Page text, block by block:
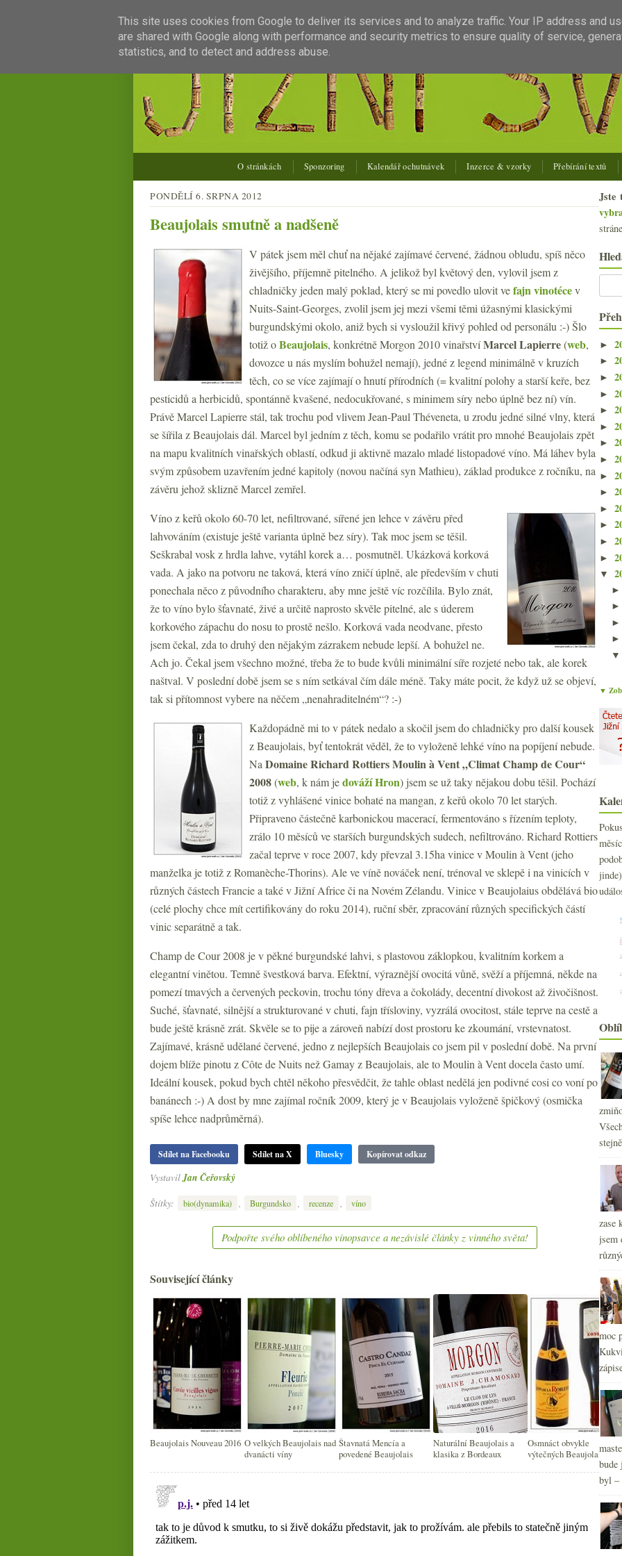
O stránkách Sponzoring Kalendář ochutnávek Inzerce & vzorky Přebírání textů
PONDĚLÍ 6. SRPNA 2012
Beaujolais smutně a nadšeně
V pátek jsem měl chuť na nějaké zajímavé červené, žádnou obludu, spíš něco
živějšího, příjemně pitelného. A jelikož byl květový den, vylovil jsem z
chladničky jeden malý poklad, který se mi povedlo ulovit vefajn vinotécev
Nuits-Saint-Georges, zvolil jsem jej mezi všemi těmi úžasnými klasickými
burgundskými okolo, aniž bych si vysloužil křivý pohled od personálu :-) Šlo
totiž oBeaujolais, konkrétně Morgon 2010 vinařstvíMarcel Lapierre(web,
dovozce u nás myslím bohužel nemají), jedné z legend minimálně v kruzích
těch, co se více zajímají o hnutí přírodních (= kvalitní polohy a starší keře, bez
pesticidů a herbicidů, spontánně kvašené, nedocukřované, s minimem síry nebo úplně bez ní) vín.
Právě Marcel Lapierre stál, tak trochu pod vlivem Jean-Paul Théveneta, u zrodu jedné silné vlny, která
se šířila z Beaujolais dál. Marcel byl jedním z těch, komu se podařilo vrátit pro mnohé Beaujolais zpět
na mapu kvalitních vinařských oblastí, odkud ji aktivně mazalo mladé listopadové víno. Má láhev byla
svým způsobem uzavřením jedné kapitoly (novou načíná syn Mathieu), základ produkce z ročníku, na
závěru jehož sklizně Marcel zemřel.
Víno z keřů okolo 60-70 let, nefiltrované, sířené jen lehce v závěru před
lahvováním (existuje ještě varianta úplně bez síry). Tak moc jsem se těšil.
Seškrabal vosk z hrdla lahve, vytáhl korek a… posmutněl. Ukázková korková
vada. A jako na potvoru ne taková, která víno zničí úplně, ale především v chuti
ponechala něco z původního charakteru, aby mne ještě víc rozčílila. Bylo znát,
že to víno bylo šťavnaté, živé a určitě naprosto skvěle pitelné, ale s úderem
korkového zápachu do nosu to prostě nešlo. Korková vada neodvane, přesto
jsem čekal, zda to druhý den nějakým zázrakem nebude lepší. A bohužel ne.
Ach jo. Čekal jsem všechno možné, třeba že to bude kvůli minimální síře rozjeté nebo tak, ale korek
naštval. V poslední době jsem se s ním setkával čím dále méně. Taky máte pocit, že když už se objeví,
tak si přítomnost vybere na něčem „nenahraditelném“? :-)
Každopádně mi to v pátek nedalo a skočil jsem do chladničky pro další kousek
z Beaujolais, byť tentokrát věděl, že to vyloženě lehké víno na popíjení nebude.
Na Domaine Richard Rottiers Moulin à Vent „Climat Champ de Cour“
2008(web, k nám jedováží Hron) jsem se už taky nějakou dobu těšil. Pochází
totiž z vyhlášené vinice bohaté na mangan, z keřů okolo 70 let starých.
Připraveno částečně karbonickou macerací, fermentováno s řízením teploty,
zrálo 10 měsíců ve starších burgundských sudech, nefiltrováno. Richard Rottiers
začal teprve v roce 2007, kdy převzal 3.15ha vinice v Moulin à Vent (jeho
manželka je totiž z Romanèche-Thorins). Ale ve víně nováček není, trénoval ve sklepě i na vinicích v
různých částech Francie a také v Jižní Africe či na Novém Zélandu. Vinice v Beaujolaius obdělává bio
(celé plochy chce mít certifikovány do roku 2014), ruční sběr, zpracování různých specifických částí
vinic separátně a tak.
Champ de Cour 2008 je v pěkné burgundské lahvi, s plastovou záklopkou, kvalitním korkem a
elegantní vinětou. Temně švestková barva. Efektní, výraznější ovocitá vůně, svěží a příjemná, někde na
pomezí tmavých a červených peckovin, trochu tóny dřeva a čokolády, decentní divokost až živočišnost.
Suché, šťavnaté, silnější a strukturované v chuti, fajn třísloviny, vyzrálá ovocitost, stále teprve na cestě a
bude ještě krásně zrát. Skvěle se to pije a zároveň nabízí dost prostoru ke zkoumání, vrstevnatost.
Zajímavé, krásně udělané červené, jedno z nejlepších Beaujolais co jsem pil v poslední době. Na první
dojem blíže pinotu z Côte de Nuits než Gamay z Beaujolais, ale to Moulin à Vent docela často umí.
Ideální kousek, pokud bych chtěl někoho přesvědčit, že tahle oblast nedělá jen podivné cosi co voní po
banánech :-) A dost by mne zajímal ročník 2009, který je v Beaujolais vyloženě špičkový (osmička
spíše lehce nadprůměrná).
Sdílet na Facebooku Sdílet na X Bluesky Kopírovat odkaz
VystavilJan Čeřovský
Štítky:
bio(dynamika) Burgundsko recenze víno
Podpořte svého oblíbeného vínopsavce a nezávislé články z vinného světa!
Související články
Beaujolais Nouveau 2016 O velkých Beaujolais nad
dvanácti víny
Štavnatá Mencía a
povedené Beaujolais
Naturální Beaujolais a
klasika z Bordeaux
Osmnáct obvykle
výtečných Beaujolais
Jste
►
►
►
►
►
►
►
►
►
►
►
►
►
►
▼
►
►
►
►
►
▼
zase
jsem
moc
bude
byl –
This site uses cookies from Google to deliver its services and to analyze traffic. Your IP address and
are shared with Google along with performance and security metrics to ensure quality of service,
statistics, and to detect and address abuse.